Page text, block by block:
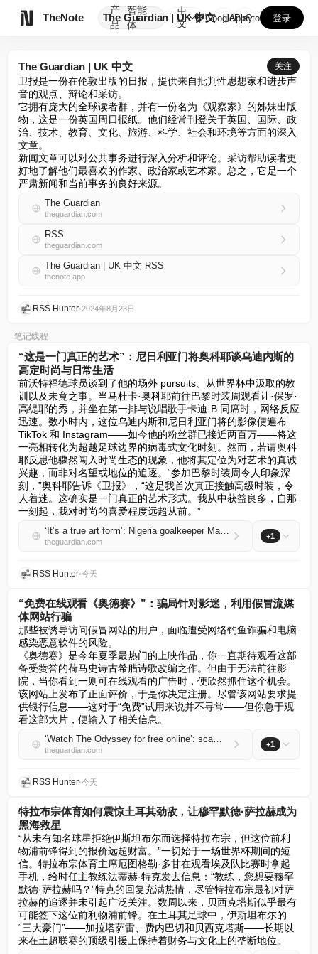
TheNote
产
品
智能
体
The Guardian | UK 中文
中
文
GooglePlay
AppStore 登录
The Guardian | UK 中文 关注
卫报是一份在伦敦出版的日报，提供来自批判性思想家和进步声
音的观点、辩论和采访。
它拥有庞大的全球读者群，并有一份名为《观察家》的姊妹出版
物，这是一份英国周日报纸。他们经常刊登关于英国、国际、政
治、技术、教育、文化、旅游、科学、社会和环境等方面的深入
文章。
新闻文章可以对公共事务进行深入分析和评论。采访帮助读者更
好地了解他们最喜欢的作家、政治家或艺术家。总之，它是一个
严肃新闻和当前事务的良好来源。
The Guardian
theguardian.com
RSS
theguardian.com
The Guardian | UK 中文 RSS
thenote.app
RSS Hunter•2024年8月23日
笔记线程
“这是一门真正的艺术”：尼日利亚门将奥科耶谈乌迪内斯的
高定时尚与日常生活
前沃特福德球员谈到了他的场外 pursuits、从世界杯中汲取的教
训以及未竟之事。当马杜卡·奥科耶前往巴黎时装周观看让·保罗·
高缇耶的秀，并坐在第一排与说唱歌手卡迪·B 同席时，网络反应
迅速。数小时内，这位乌迪内斯和尼日利亚门将的影像便遍布
TikTok 和 Instagram——如今他的粉丝群已接近两百万——将这
一亮相转化为超越足球边界的病毒式文化时刻。然而，若请奥科
耶反思他骤然闯入时尚生态的现象，他将其定位为对艺术的真诚
兴趣，而非对名望或地位的追逐。“参加巴黎时装周令人印象深
刻，”奥科耶告诉《卫报》，“这是我首次真正接触高级时装，令
人着迷。这确实是一门真正的艺术形式。我从中获益良多，自那
一刻起，我对时尚的喜爱程度远超从前。”
‘It’s a true art form’: Nigeria goalkeeper Maduka Okoye on high fashion and life at Udinese
theguardian.com
+1
RSS Hunter•今天
“免费在线观看《奥德赛》”：骗局针对影迷，利用假冒流媒
体网站行骗
那些被诱导访问假冒网站的用户，面临遭受网络钓鱼诈骗和电脑
感染恶意软件的风险。
《奥德赛》是今年夏季最热门的上映作品，你一直期待观看这部
备受赞誉的荷马史诗古希腊诗歌改编之作。但由于无法前往影
院，当你看到一则可在线观看的广告时，便欣然抓住这个机会。
该网站上发布了正面评价，于是你决定注册。尽管该网站要求提
供银行信息——这对于“免费”试用来说并不寻常——但你急于观
看这部大片，便输入了相关信息。
‘Watch The Odyssey for free online’: scam targets film fans with fake streaming sites
theguardian.com
+1
RSS Hunter•今天
特拉布宗体育如何震惊土耳其劲敌，让穆罕默德·萨拉赫成为
黑海救星
“从未有知名球星拒绝伊斯坦布尔而选择特拉布宗，但这位前利
物浦前锋得到的报价远超财富。”一切始于一场世界杯期间的短
信。特拉布宗体育主席厄图格勒·多甘在观看埃及队比赛时拿起
手机，给时任主教练法蒂赫·特克发去信息：“教练，您想要穆罕
默德·萨拉赫吗？”特克的回复充满热情，尽管特拉布宗最初对萨
拉赫的追逐并未引起广泛关注。数周以来，贝西克塔斯似乎最有
可能签下这位前利物浦前锋。在土耳其足球中，伊斯坦布尔的
“三大豪门”——加拉塔萨雷、费内巴切和贝西克塔斯——长期以
来在土超联赛的顶级引援上保持着财务与文化上的垄断地位。